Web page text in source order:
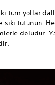
tüm yollar
tutunun.
doludur.